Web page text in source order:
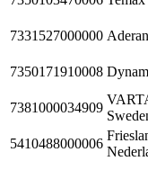
7331527000000
7350171910008
7381000034909
5410488000006